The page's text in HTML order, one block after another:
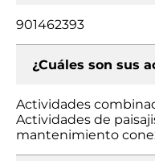
901462393
¿Cuáles son sus
Actividades
Actividades de
mantenimiento